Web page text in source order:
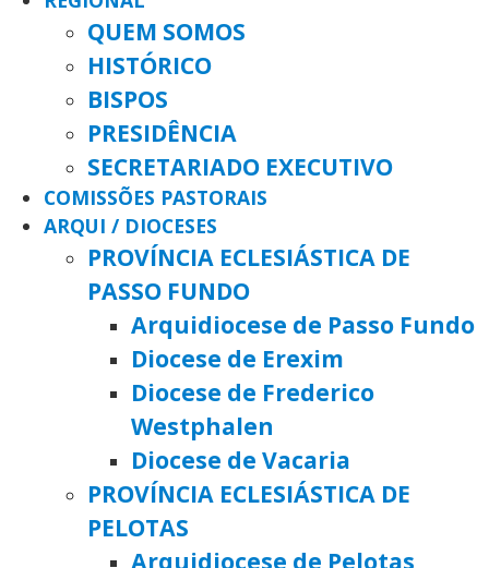
QUEM SOMOS
HISTÓRICO
BISPOS
PRESIDÊNCIA
SECRETARIADO EXECUTIVO
COMISSÕES PASTORAIS
ARQUI / DIOCESES
PROVÍNCIA ECLESIÁSTICA DE
PASSO FUNDO
Arquidiocese de Passo Fundo
Diocese de Erexim
Diocese de Frederico
Westphalen
Diocese de Vacaria
PROVÍNCIA ECLESIÁSTICA DE
PELOTAS
Arquidiocese de Pelotas